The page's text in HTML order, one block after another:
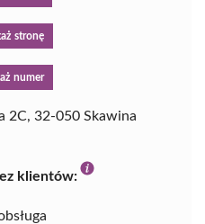
stronę
numer
2C, 32-050 Skawina
klientów: